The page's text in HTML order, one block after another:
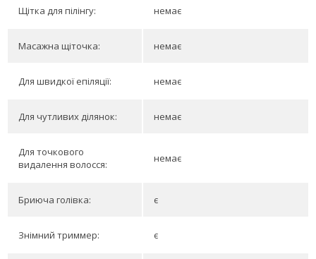
Щітка для пілінгу: немає
Масажна щіточка: немає
Для швидкої епіляції: немає
Для чутливих ділянок: немає
Для точкового
видалення волосся:
немає
Бриюча голівка: є
Знімний триммер: є